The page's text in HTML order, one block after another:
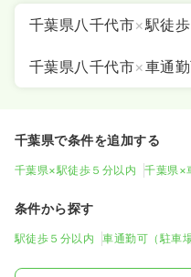
千葉県八千代市×駅徒
千葉県八千代市×車通
千葉県で条件を追加する
千葉県×駅徒歩５分以内 千葉県×
条件から探す
駅徒歩５分以内 車通勤可（駐車